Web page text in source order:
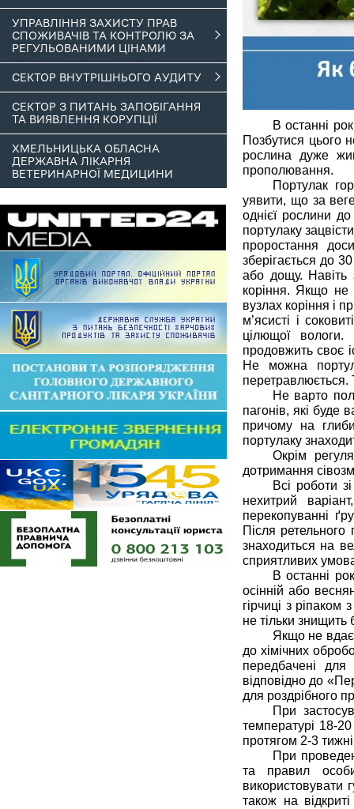
УПРАВЛІННЯ ЗАХИСТУ ПРАВ
СПОЖИВАЧІВ ТА КОНТРОЛЮ ЗА
РЕГУЛЬОВАНИМИ ЦІНАМИ
СЕКТОР ВНУТРІШНЬОГО АУДИТУ
СЕКТОР З ПИТАНЬ ЗАПОБІГАННЯ
ТА ВИЯВЛЕННЯ КОРУПЦІЇ
ХМЕЛЬНИЦЬКА ОБЛАСНА
ДЕРЖАВНА ЛІКАРНЯ
ВЕТЕРИНАРНОЇ МЕДИЦИНИ
В останні
Позбутися цього
рослина дуже
прополювання.
Портулак
уявити, що за
однієї рослини
портулаку
проростання
зберігається до
або дощу. Навіть
коріння. Якщо не
вузлах коріння і
м’ясисті і
цілющої
продовжить своє
Не можна
перетравлюється.
Не варто
пагонів, які буде
причому на
портулаку
Окрім
дотримання
Всі роботи
нехитрий
перекопуванні
Після
знаходиться на
сприятливих
В останні
осінній або
гірчиці з
не тільки знищить
Якщо не
до хімічних
передбачені
відповідно до
для роздрібного
При
температурі 18-
протягом 2-3
При
та правил
використовувати
також на